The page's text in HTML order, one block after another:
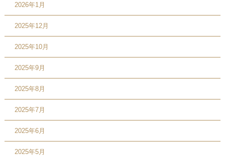
2026年1月
2025年12月
2025年10月
2025年9月
2025年8月
2025年7月
2025年6月
2025年5月